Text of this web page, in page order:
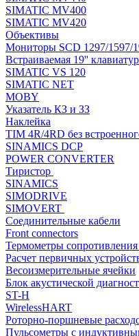
SIMATIC MV400
SIMATIC MV420
Объективы
Мониторы SCD 1297/1597/
Встраиваемая 19''
SIMATIC VS 120
SIMATIC NET
MOBY
Указатель КЗ и ЗЗ
Наклейка
TIM 4R/4RD без
SINAMICS DCP
POWER CONVERTER
Тиристор
SINAMICS
SIMODRIVE
SIMOVERT
Соединительные кабели
Front connectors
Термометры
Расчет первичных
Весоизмерительные ячейки
Блок акустической
ST-H
WirelessHART
Роторно-поршневые
Пульсометры с